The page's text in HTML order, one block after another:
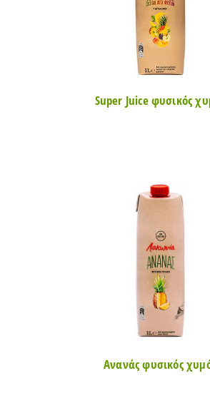
Super Juice φυσικός
Ανανάς φυσικός